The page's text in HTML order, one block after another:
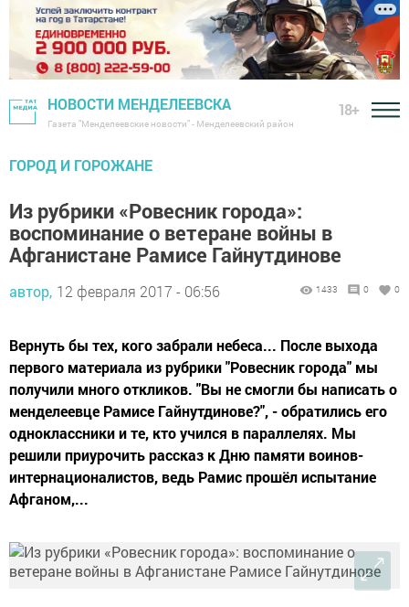
НОВОСТИ МЕНДЕЛЕЕВСКА
Газета "Менделеевские новости" - Менделеевский район
18+
ГОРОД И ГОРОЖАНЕ
Из рубрики «Ровесник города»:
воспоминание о ветеране войны в
Афганистане Рамисе Гайнутдинове
автор, 12 февраля 2017 - 06:56 1433 0 0
Вернуть бы тех, кого забрали небеса... После выхода
первого материала из рубрики "Ровесник города" мы
получили много откликов. "Вы не смогли бы написать о
менделеевце Рамисе Гайнутдинове?", - обратились его
одноклассники и те, кто учился в параллелях. Мы
решили приурочить рассказ к Дню памяти воинов-
интернационалистов, ведь Рамис прошёл испытание
Афганом,...